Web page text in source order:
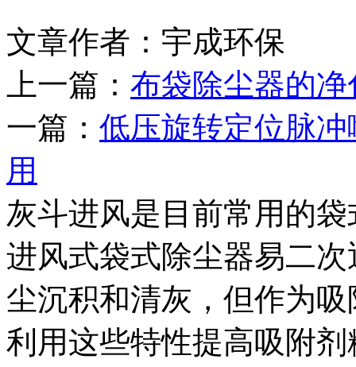
文章作者：宇成环保
上一篇： 布袋除尘器的
一篇： 低压旋转定位脉
用
灰斗进风是目前常用的
进风式袋式除尘器易二
尘沉积和清灰，但作为
利用这些特性提高吸附